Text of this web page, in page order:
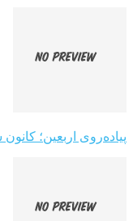
پیاده‌روی اربعین؛